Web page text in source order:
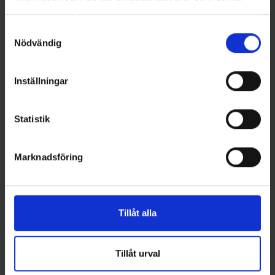
samlat in när du har använt deras tjänster.
Nödvändig
Inställningar
Statistik
Marknadsföring
Tillåt alla
Tillåt urval
Andra gillade även
Tungsten Fly Jig 1,8 g - MS (2-
Alpina Blinken - Koppar Flash
119 kr